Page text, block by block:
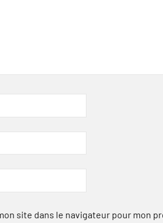
site dans le navigateur pour mon